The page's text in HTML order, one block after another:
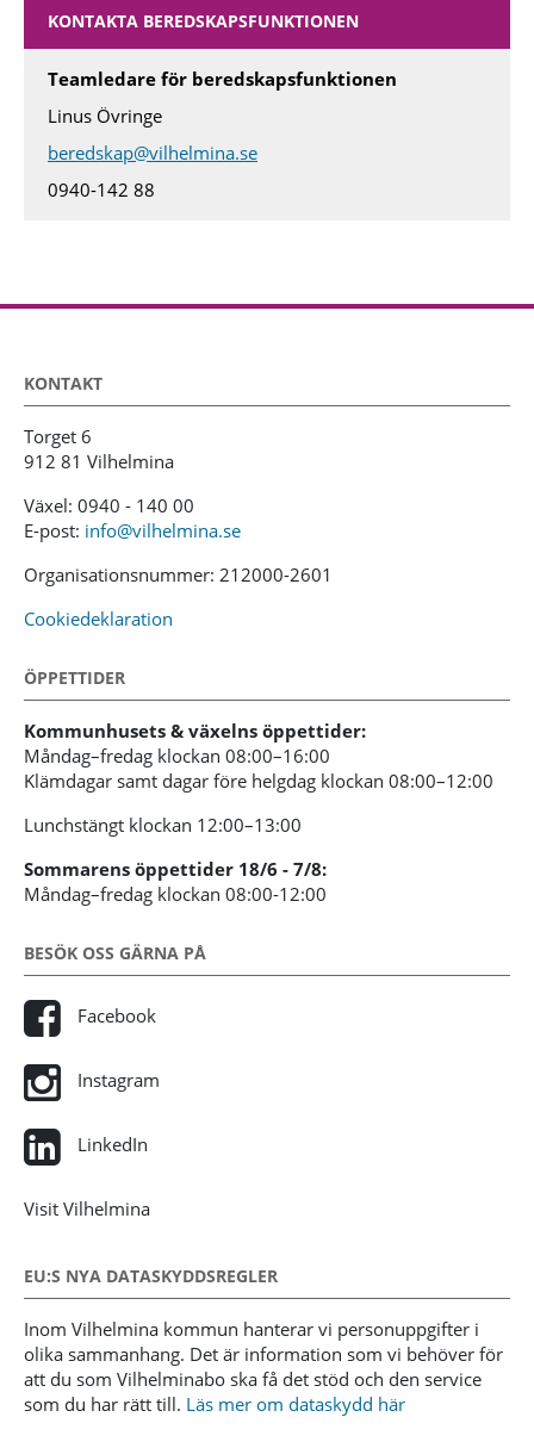
KONTAKTA BEREDSKAPSFUNKTIONEN
Teamledare för beredskapsfunktionen
Linus Övringe
beredskap@vilhelmina.se
0940-142 88
KONTAKT
Torget 6
912 81 Vilhelmina
Växel: 0940 - 140 00
E-post: info@vilhelmina.se
Organisationsnummer: 212000-2601
Cookiedeklaration
ÖPPETTIDER
Kommunhusets & växelns öppettider:
Måndag–fredag klockan 08:00–16:00
Klämdagar samt dagar före helgdag klockan 08:00–12:00
Lunchstängt klockan 12:00–13:00
Sommarens öppettider 18/6 - 7/8:
Måndag–fredag klockan 08:00-12:00
BESÖK OSS GÄRNA PÅ
Facebook
Instagram
LinkedIn
Visit Vilhelmina
EU:S NYA DATASKYDDSREGLER
Inom Vilhelmina kommun hanterar vi personuppgifter i
olika sammanhang. Det är information som vi behöver för
att du som Vilhelminabo ska få det stöd och den service
som du har rätt till. Läs mer om dataskydd här